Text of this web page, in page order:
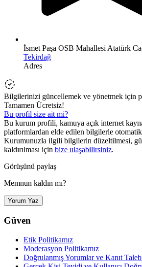
İsmet Paşa OSB Mahallesi Atatürk
Tekirdağ
Adres
Bilgilerinizi güncellemek ve yönetmek için
Tamamen Ücretsiz!
Bu profil size ait mi?
Bu kurum profili, kamuya açık internet
platformlardan elde edilen bilgilerle
Kurumunuzla ilgili bilgilerin düzeltilmesi,
kaldırılması için bize ulaşabilirsiniz.
Görüşünü paylaş
Memnun kaldın mı?
Yorum Yaz
Güven
Etik Politikamız
Moderasyon Politikamız
Doğrulanmış Yorumlar ve Kanıt